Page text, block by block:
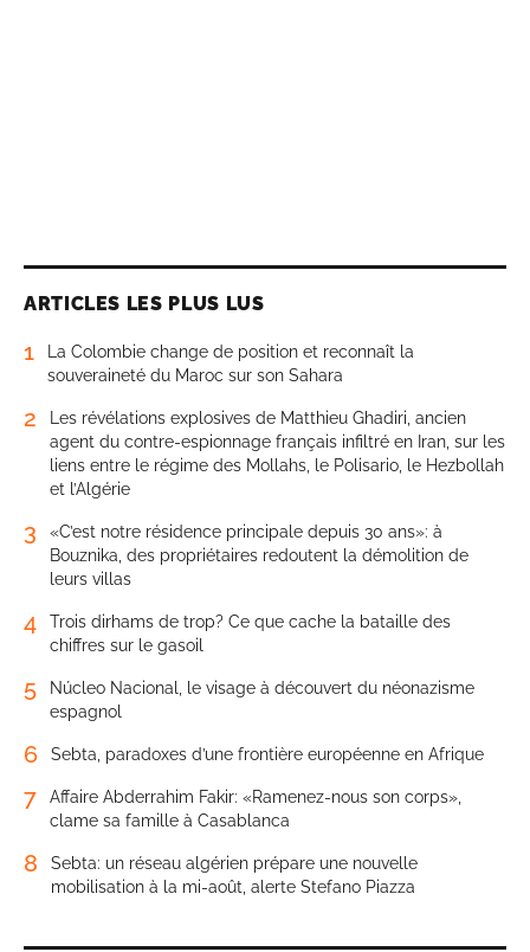
ARTICLES LES PLUS LUS
1
La Colombie change de position et reconnaît la
souveraineté du Maroc sur son Sahara
2
Les révélations explosives de Matthieu Ghadiri, ancien
agent du contre-espionnage français infiltré en Iran, sur les
liens entre le régime des Mollahs, le Polisario, le Hezbollah
et l’Algérie
3
«C’est notre résidence principale depuis 30 ans»: à
Bouznika, des propriétaires redoutent la démolition de
leurs villas
4
Trois dirhams de trop? Ce que cache la bataille des
chiffres sur le gasoil
5
Núcleo Nacional, le visage à découvert du néonazisme
espagnol
6 Sebta, paradoxes d’une frontière européenne en Afrique
7
Affaire Abderrahim Fakir: «Ramenez-nous son corps»,
clame sa famille à Casablanca
8
Sebta: un réseau algérien prépare une nouvelle
mobilisation à la mi-août, alerte Stefano Piazza